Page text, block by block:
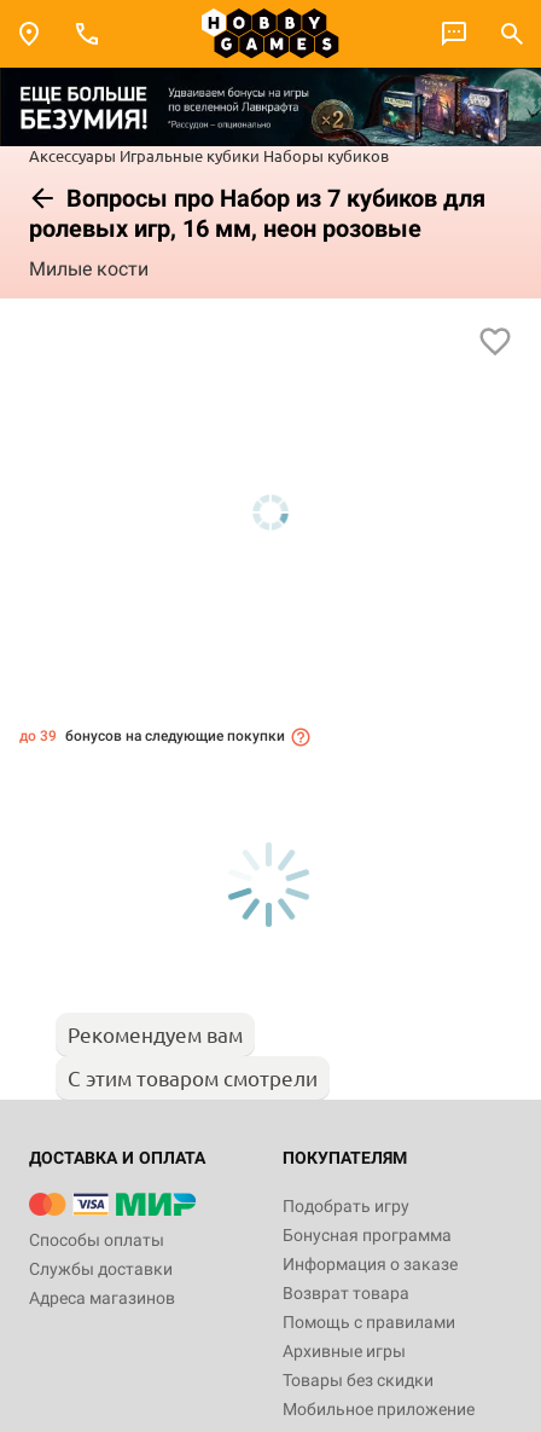
Аксессуары Игральные кубики Наборы кубиков
Вопросы про Набор из 7 кубиков для
ролевых игр, 16 мм, неон розовые
Милые кости
до 39 бонусов на следующие покупки
Рекомендуем вам
С этим товаром смотрели
ДОСТАВКА И ОПЛАТА
Способы оплаты
Службы доставки
Адреса магазинов
ПОКУПАТЕЛЯМ
Подобрать игру
Бонусная программа
Информация о заказе
Возврат товара
Помощь с правилами
Архивные игры
Товары без скидки
Мобильное приложение